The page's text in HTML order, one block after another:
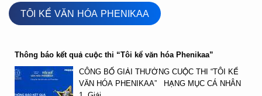
TÔI KỂ VĂN HÓA PHENIKAA
Thông báo kết quả cuộc thi “Tôi kể văn hóa Phenikaa”
CÔNG BỐ GIẢI THƯỞNG CUỘC THI “TÔI KỂ
VĂN HÓA PHENIKAA” HẠNG MỤC CÁ NHÂN